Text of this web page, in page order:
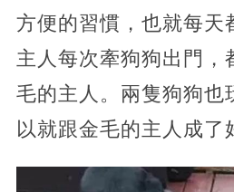
方便的習慣，也就每天
主人每次牽狗狗出門，
毛的主人。兩隻狗狗也
以就跟金毛的主人成了